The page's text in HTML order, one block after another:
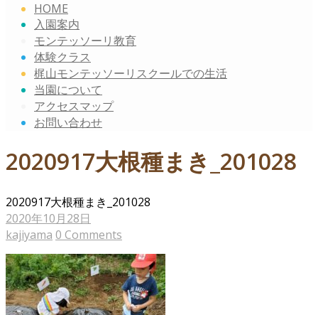
HOME
入園案内
モンテッソーリ教育
体験クラス
梶山モンテッソーリスクールでの生活
当園について
アクセスマップ
お問い合わせ
2020917大根種まき_201028
2020917大根種まき_201028
2020年10月28日
kajiyama 0 Comments